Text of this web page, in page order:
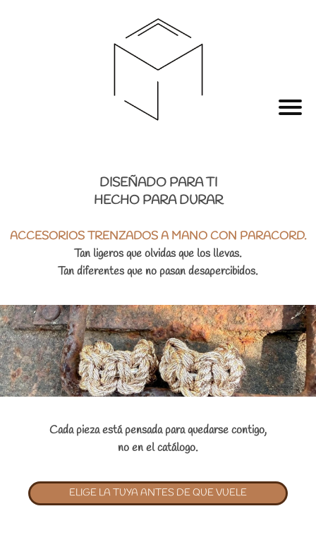
DISEÑADO PARA TI
HECHO PARA DURAR
ACCESORIOS TRENZADOS A MANO CON PARACORD.
Tan ligeros que olvidas que los llevas.
Tan diferentes que no pasan desapercibidos.
Cada pieza está pensada para quedarse contigo,
no en el catálogo.
ELIGE LA TUYA ANTES DE QUE VUELE